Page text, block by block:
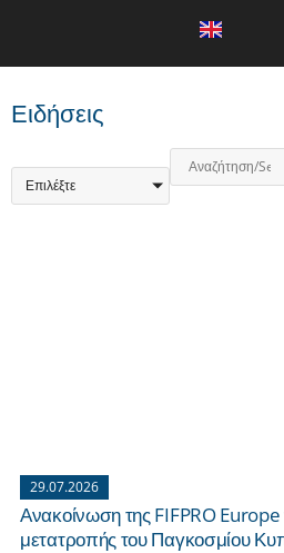
Ειδήσεις
Επιλέξτε
29.07.2026
Ανακοίνωση της FIFPRO
μετατροπής του Παγκοσμίου